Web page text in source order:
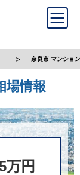
奈良市 マンショ
場情報
万円